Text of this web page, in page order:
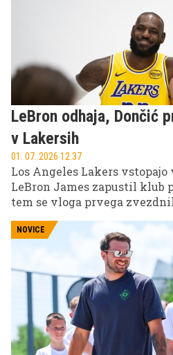
LeBron odhaja, Dončić
v Lakersih
01. 07. 2026 12.37
Los Angeles Lakers vstopajo
LeBron James zapustil klub
tem se vloga prvega
glavna figura prihodnosti
NOVICE